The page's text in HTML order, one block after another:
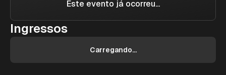
Este evento já ocorreu...
Ingressos
Carregando...